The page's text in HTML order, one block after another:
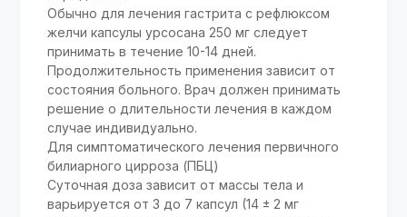
Обычно для лечения гастрита с рефлюксом
желчи капсулы урсосана 250 мг следует
принимать в течение 10-14 дней.
Продолжительность применения зависит от
состояния больного. Врач должен принимать
решение о длительности лечения в каждом
случае индивидуально.
Для симптоматического лечения первичного
билиарного цирроза (ПБЦ)
Суточная доза зависит от массы тела и
варьируется от 3 до 7 капсул (14 ± 2 мг